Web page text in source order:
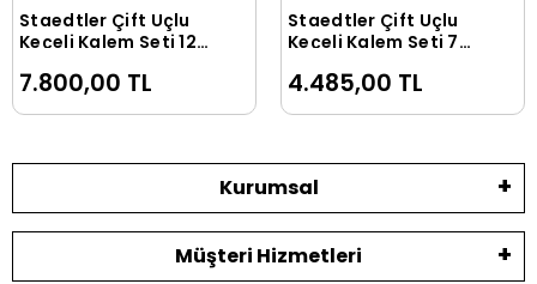
Sepete Ekle
Staedtler Çift Uçlu
Keçeli Kalem Seti 120
mm)
7.800,00 TL
Sepete Ekle
Staedtler Çift Uçlu
Keçeli Kalem Seti 72
mm)
4.485,00 TL
Kurumsal
Müşteri Hizmetleri